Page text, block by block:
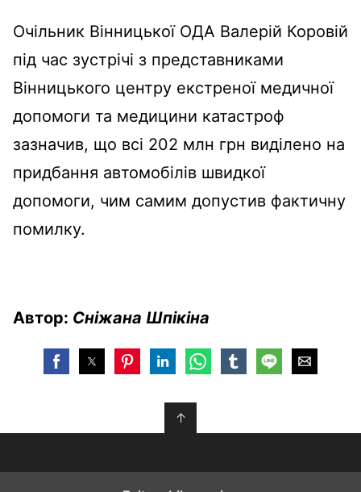
Очільник Вінницької ОДА Валерій Коровій
під час зустрічі з представниками
Вінницького центру екстреної медичної
допомоги та медицини катастроф
зазначив, що всі 202 млн грн виділено на
придбання автомобілів швидкої
допомоги, чим самим допустив фактичну
помилку.
Автор: Сніжана Шпікіна
↑